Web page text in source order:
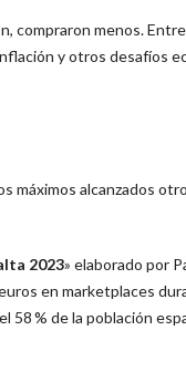
compraron menos.
y otros desafíos
máximos alcanzados
2023» elaborado por
en marketplaces
58 % de la población